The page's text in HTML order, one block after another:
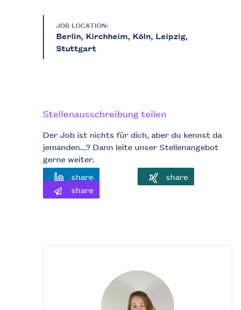
JOB LOCATION:
Berlin, Kirchheim, Köln, Leipzig,
Stuttgart
Stellenausschreibung teilen
Der Job ist nichts für dich, aber du kennst da
jemanden...? Dann leite unser Stellenangebot
gerne weiter.
share
share
share